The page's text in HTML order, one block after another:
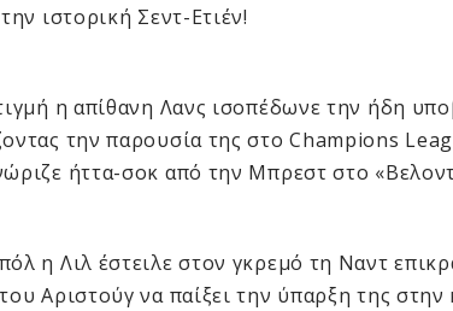
ιστορική Σεντ-Ετιέν!
η απίθανη Λανς ισοπέδωνε την ήδη
την παρουσία της στο Champions
ήττα-σοκ από την Μπρεστ στο
η Λιλ έστειλε στον γκρεμό τη Ναντ
Αριστούγ να παίξει την ύπαρξη της